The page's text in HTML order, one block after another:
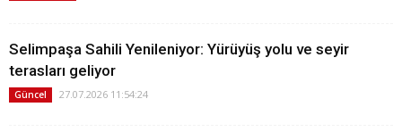
Selimpaşa Sahili Yenileniyor: Yürüyüş yolu ve seyir
terasları geliyor
Güncel 27.07.2026 11:54:24